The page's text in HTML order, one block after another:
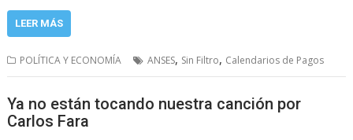
LEER MÁS
POLÍTICA Y ECONOMÍA ANSES, Sin Filtro, Calendarios de Pagos
Ya no están tocando nuestra canción por
Carlos Fara